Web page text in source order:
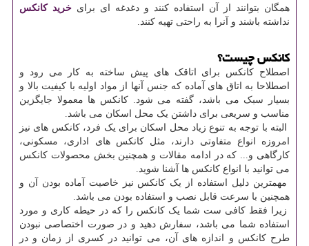
همگان بتوانند از آن استفاده کنند و دغدغه ای برای خرید کانکس
نداشته باشند و آنرا به راحتی تهیه کنند.
کانکس چیست؟
اصطلاح کانکس برای اتاقک های پیش ساخته به کار می رود و
اصطلاحا به اتاق های آماده که جنس آنها از مواد اولیه با کیفیت بالا و
بسیار سبک می باشد، گفته می شود. کانکس ها معمولا جایگزین
مناسب و سریعی برای داشتن یک محل اسکان می باشد.
البته با توجه به تنوع زیاد محل اسکان برای یک فرد، کانکس های نیز
امروزه انواع متفاوتی دارند، مثل کانکس های اداری، مسکونی،
کارگاهی و... که در ادامه مقالات و همچنین بخش محصولات کانکس
می توانید با انواع کانکس ها آشنا شوید.
مهمترین دلیل استفاده از یک کانکس نیز خاصیت آماده بودن آن و
همچنین با سرعت قابل نصب و استفاده بودن می باشد.
زیرا فقط کافی ست شما یک کانکس را که در حیطه کاری و مورد
استفاده شما می باشد، سفارش دهید و در صورت اختصاصی نبودن
طرح کانکس و اندازه های آن، می توانید در کسری از زمان و در